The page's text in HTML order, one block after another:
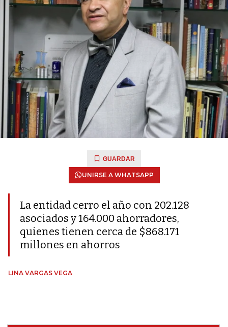
GUARDAR
UNIRSE A WHATSAPP
La entidad cerro el año con 202.128
asociados y 164.000 ahorradores,
quienes tienen cerca de $868.171
millones en ahorros
LINA VARGAS VEGA